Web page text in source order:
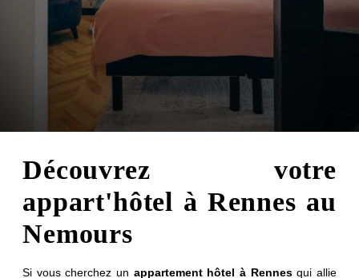
Découvrez votre
appart'hôtel à Rennes au
Nemours
Si vous cherchez un appartement hôtel à Rennesqui allie